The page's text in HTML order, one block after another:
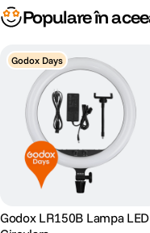
Populare în
Godox Days
Godox LR150B Lampa LED